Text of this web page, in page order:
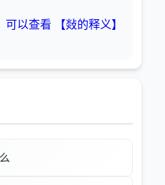
以查看 【敥的释义】